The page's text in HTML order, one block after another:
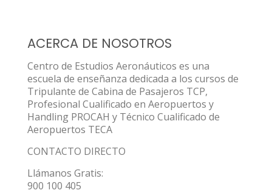
ACERCA DE NOSOTROS
Centro de Estudios Aeronáuticos es una
escuela de enseñanza dedicada a los cursos de
Tripulante de Cabina de Pasajeros TCP,
Profesional Cualificado en Aeropuertos y
Handling PROCAH y Técnico Cualificado de
Aeropuertos TECA
CONTACTO DIRECTO
Llámanos Gratis:
900 100 405